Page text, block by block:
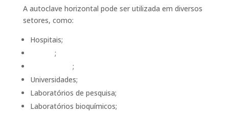
A autoclave horizontal pode ser utilizada em diversos
setores, como:
Hospitais;
;
;
Universidades;
Laboratórios de pesquisa;
Laboratórios bioquímicos;